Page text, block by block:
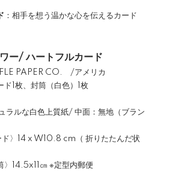
：相手を想う温かな心を伝えるカード
ー/ ハートフルカード
PAPER CO. /アメリカ
ド1枚、封筒（白色）1枚
ラルな白色上質紙/ 中面：無地（ブラン
ド〉14 x W10.8 cm（ 折りたたんだ状
㎝ ※定型内郵便